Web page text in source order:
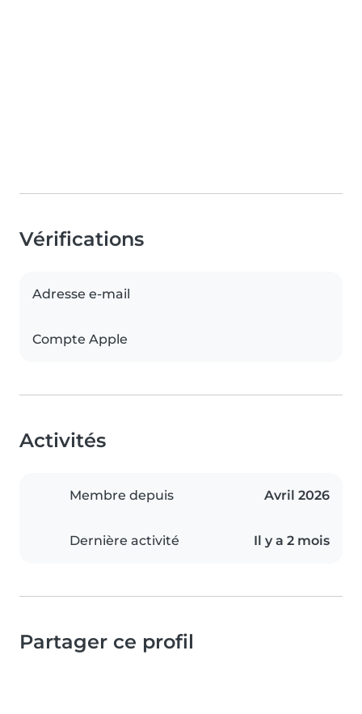
Vérifications
Adresse e-mail
Compte Apple
Activités
Membre depuis Avril 2026
Dernière activité Il y a 2 mois
Partager ce profil